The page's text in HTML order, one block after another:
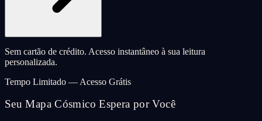
Sem cartão de crédito. Acesso instantâneo à sua leitura
personalizada.
Tempo Limitado — Acesso Grátis
Seu Mapa Cósmico Espera por Você